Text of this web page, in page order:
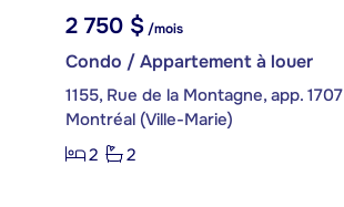
2 750 $ /mois
Condo / Appartement à louer
1155, Rue de la Montagne, app. 1707
Montréal (Ville-Marie)
2
2